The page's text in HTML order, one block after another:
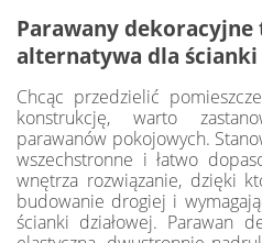
Parawany dekoracyjne
alternatywa dla ścianki
Chcąc przedzielić
konstrukcję, warto
parawanów pokojowych.
wszechstronne i łatwo
wnętrza rozwiązanie, dzięki
budowanie drogiej i
ścianki działowej. Parawan